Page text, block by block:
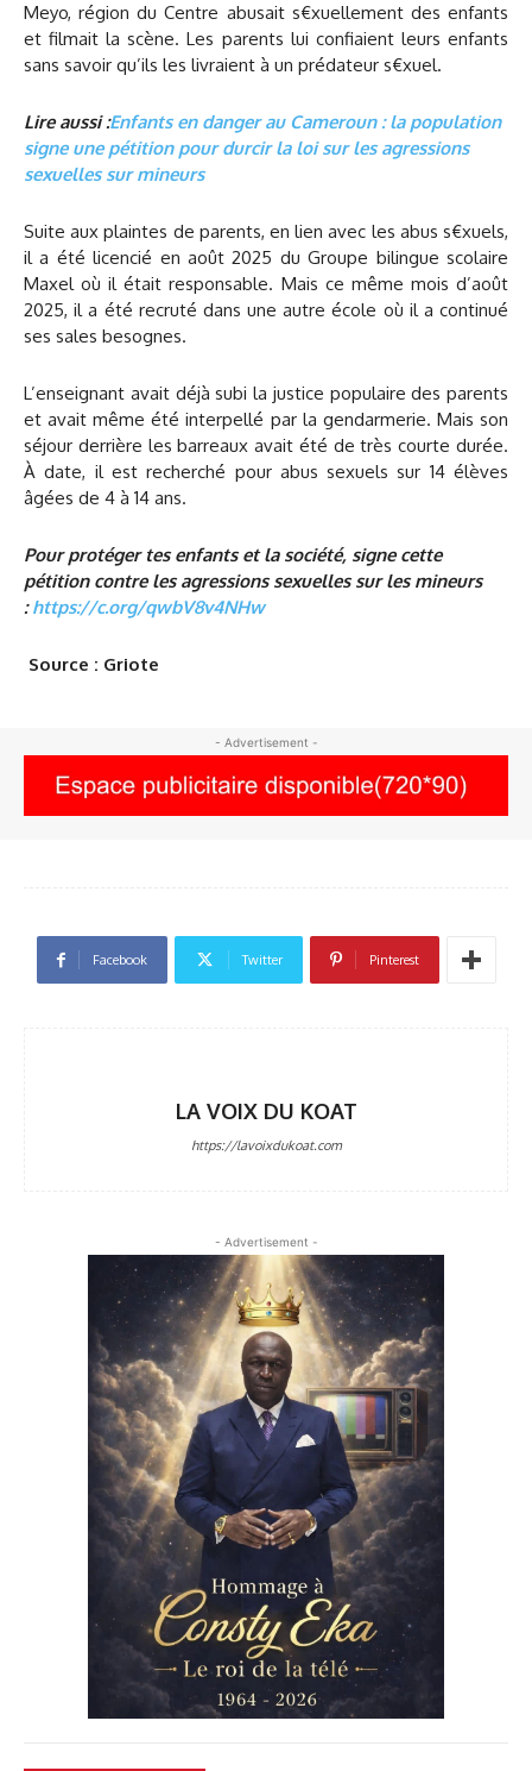
Meyo, région du Centre abusait s€xuellement des enfants
et filmait la scène. Les parents lui confiaient leurs enfants
sans savoir qu’ils les livraient à un prédateur s€xuel.
Lire aussi :Enfants en danger au Cameroun : la population
signe une pétition pour durcir la loi sur les agressions
sexuelles sur mineurs
Suite aux plaintes de parents, en lien avec les abus s€xuels,
il a été licencié en août 2025 du Groupe bilingue scolaire
Maxel où il était responsable. Mais ce même mois d’août
2025, il a été recruté dans une autre école où il a continué
ses sales besognes.
L’enseignant avait déjà subi la justice populaire des parents
et avait même été interpellé par la gendarmerie. Mais son
séjour derrière les barreaux avait été de très courte durée.
À date, il est recherché pour abus sexuels sur 14 élèves
âgées de 4 à 14 ans.
Pour protéger tes enfants et la société, signe cette
pétition contre les agressions sexuelles sur les mineurs
:https://c.org/qwbV8v4NHw
Source : Griote
- Advertisement -
Facebook Twitter Pinterest
LA VOIX DU KOAT
https://lavoixdukoat.com
- Advertisement -